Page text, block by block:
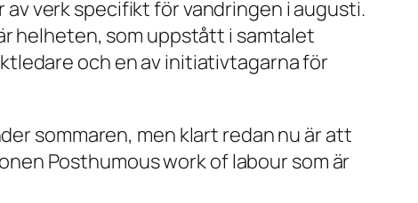
verk specifikt för vandringen i augusti.
helheten, som uppstått i samtalet
och en av initiativtagarna för
sommaren, men klart redan nu är att
Posthumous work of labour som är